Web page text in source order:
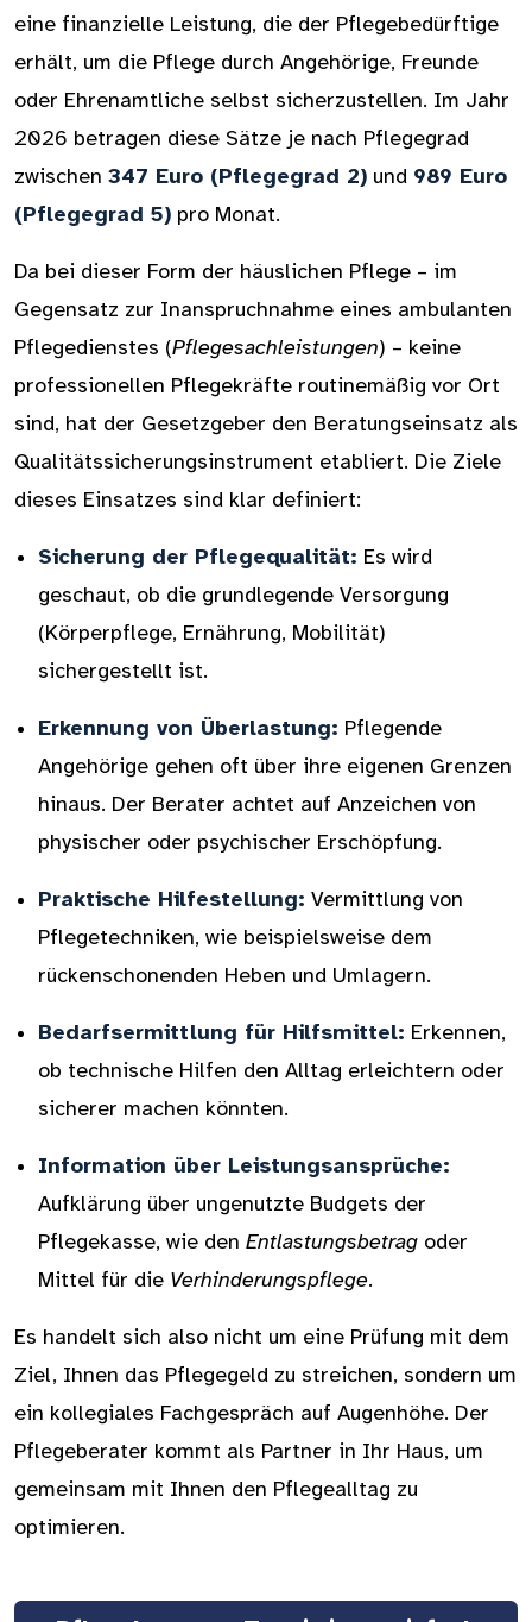
eine finanzielle Leistung, die der Pflegebedürftige
erhält, um die Pflege durch Angehörige, Freunde
oder Ehrenamtliche selbst sicherzustellen. Im Jahr
2026 betragen diese Sätze je nach Pflegegrad
zwischen 347 Euro (Pflegegrad 2) und 989 Euro
(Pflegegrad 5) pro Monat.
Da bei dieser Form der häuslichen Pflege – im
Gegensatz zur Inanspruchnahme eines ambulanten
Pflegedienstes (Pflegesachleistungen) – keine
professionellen Pflegekräfte routinemäßig vor Ort
sind, hat der Gesetzgeber den Beratungseinsatz als
Qualitätssicherungsinstrument etabliert. Die Ziele
dieses Einsatzes sind klar definiert:
Sicherung der Pflegequalität: Es wird
geschaut, ob die grundlegende Versorgung
(Körperpflege, Ernährung, Mobilität)
sichergestellt ist.
Erkennung von Überlastung: Pflegende
Angehörige gehen oft über ihre eigenen Grenzen
hinaus. Der Berater achtet auf Anzeichen von
physischer oder psychischer Erschöpfung.
Praktische Hilfestellung: Vermittlung von
Pflegetechniken, wie beispielsweise dem
rückenschonenden Heben und Umlagern.
Bedarfsermittlung für Hilfsmittel: Erkennen,
ob technische Hilfen den Alltag erleichtern oder
sicherer machen könnten.
Information über Leistungsansprüche:
Aufklärung über ungenutzte Budgets der
Pflegekasse, wie den Entlastungsbetrag oder
Mittel für die Verhinderungspflege.
Es handelt sich also nicht um eine Prüfung mit dem
Ziel, Ihnen das Pflegegeld zu streichen, sondern um
ein kollegiales Fachgespräch auf Augenhöhe. Der
Pflegeberater kommt als Partner in Ihr Haus, um
gemeinsam mit Ihnen den Pflegealltag zu
optimieren.